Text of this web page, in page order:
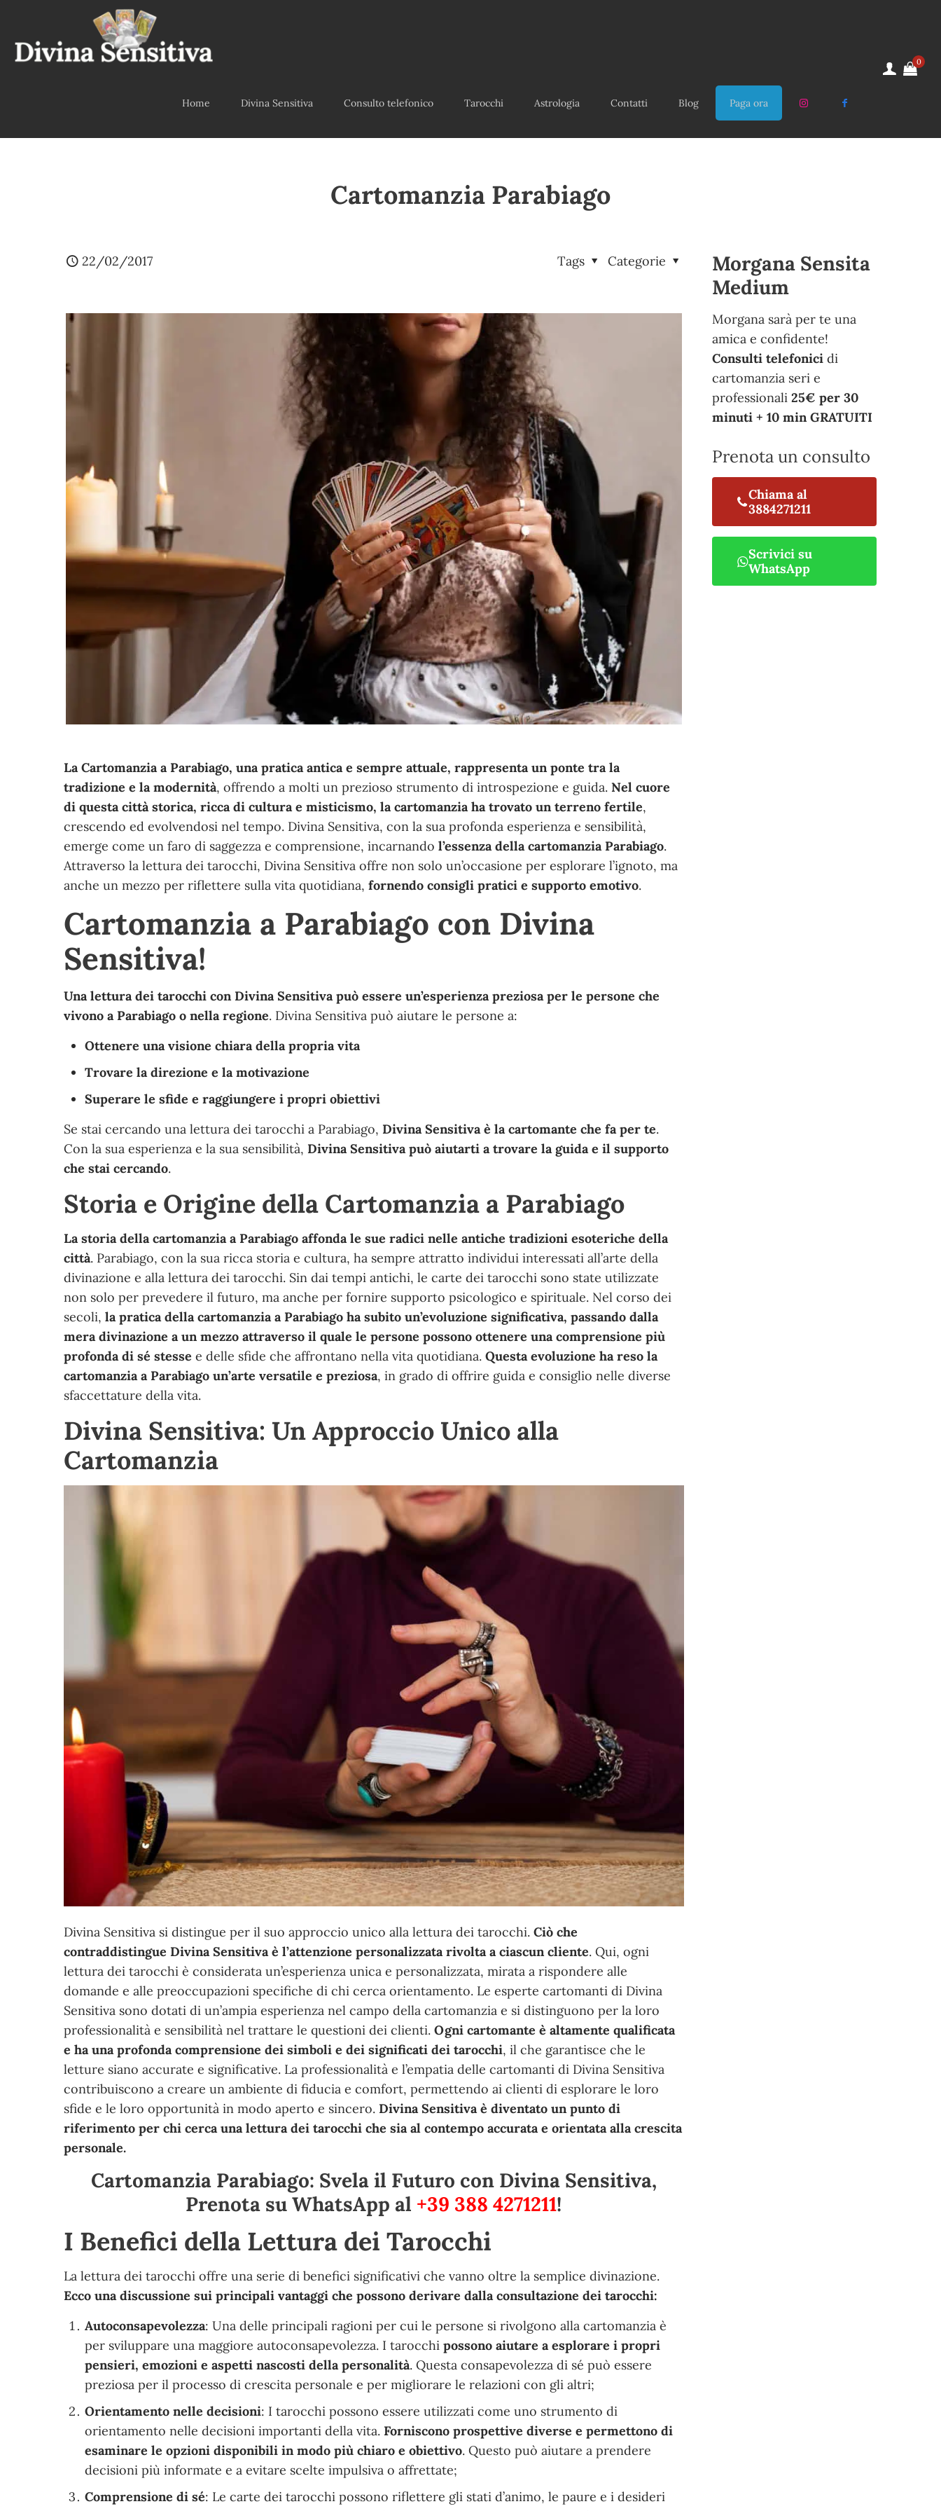
Home Divina Sensitiva Consulto telefonico Tarocchi Astrologia Contatti Blog Paga ora
0
Cartomanzia Parabiago
22/02/2017 Categorie
Tags
La Cartomanzia a Parabiago, una pratica antica e sempre attuale, rappresenta un ponte tra la
tradizione e la modernità, offrendo a molti un prezioso strumento di introspezione e guida.Nel cuore
di questa città storica, ricca di cultura e misticismo, la cartomanzia ha trovato un terreno fertile,
crescendo ed evolvendosi nel tempo. Divina Sensitiva, con la sua profonda esperienza e sensibilità,
emerge come un faro di saggezza e comprensione, incarnandol’essenza della cartomanzia Parabiago.
Attraverso la lettura dei tarocchi, Divina Sensitiva offre non solo un’occasione per esplorare l’ignoto, ma
anche un mezzo per riflettere sulla vita quotidiana,fornendo consigli pratici e supporto emotivo.
Cartomanzia a Parabiago con Divina
Sensitiva!
Una lettura dei tarocchi con Divina Sensitiva può essere un’esperienza preziosa per le persone che
vivono a Parabiago o nella regione. Divina Sensitiva può aiutare le persone a:
Ottenere una visione chiara della propria vita
Trovare la direzione e la motivazione
Superare le sfide e raggiungere i propri obiettivi
Se stai cercando una lettura dei tarocchi a Parabiago, Divina Sensitiva è la cartomante che fa per te.
Con la sua esperienza e la sua sensibilità, Divina Sensitiva può aiutarti a trovare la guida e il supporto
che stai cercando.
Storia e Origine della Cartomanzia a Parabiago
La storia della cartomanzia a Parabiago affonda le sue radici nelle antiche tradizioni esoteriche della
città. Parabiago, con la sua ricca storia e cultura, ha sempre attratto individui interessati all’arte della
divinazione e alla lettura dei tarocchi. Sin dai tempi antichi, le carte dei tarocchi sono state utilizzate
non solo per prevedere il futuro, ma anche per fornire supporto psicologico e spirituale. Nel corso dei
secoli,la pratica della cartomanzia a Parabiago ha subito un’evoluzione significativa, passando dalla
mera divinazione a un mezzo attraverso il quale le persone possono ottenere una comprensione più
profonda di sé stesse e delle sfide che affrontano nella vita quotidiana.Questa evoluzione ha reso la
cartomanzia a Parabiago un’arte versatile e preziosa, in grado di offrire guida e consiglio nelle diverse
sfaccettature della vita.
Divina Sensitiva: Un Approccio Unico alla
Cartomanzia
Divina Sensitiva si distingue per il suo approccio unico alla lettura dei tarocchi.Ciò che
contraddistingue Divina Sensitiva è l’attenzione personalizzata rivolta a ciascun cliente. Qui, ogni
lettura dei tarocchi è considerata un’esperienza unica e personalizzata, mirata a rispondere alle
domande e alle preoccupazioni specifiche di chi cerca orientamento. Le esperte cartomanti di Divina
Sensitiva sono dotati di un’ampia esperienza nel campo della cartomanzia e si distinguono per la loro
professionalità e sensibilità nel trattare le questioni dei clienti.Ogni cartomante è altamente qualificata
e ha una profonda comprensione dei simboli e dei significati dei tarocchi, il che garantisce che le
letture siano accurate e significative. La professionalità e l’empatia delle cartomanti di Divina Sensitiva
contribuiscono a creare un ambiente di fiducia e comfort, permettendo ai clienti di esplorare le loro
sfide e le loro opportunità in modo aperto e sincero. Divina Sensitiva è diventato un punto di
riferimento per chi cerca una lettura dei tarocchi che sia al contempo accurata e orientata alla crescita
personale.
Cartomanzia Parabiago: Svela il Futuro con Divina Sensitiva,
Prenota su WhatsApp al +39 388 4271211!
I Benefici della Lettura dei Tarocchi
La lettura dei tarocchi offre una serie di benefici significativi che vanno oltre la semplice divinazione.
Ecco una discussione sui principali vantaggi che possono derivare dalla consultazione dei tarocchi:
Autoconsapevolezza: Una delle principali ragioni per cui le persone si rivolgono alla cartomanzia è
per sviluppare una maggiore autoconsapevolezza. I tarocchipossono aiutare a esplorare i propri
pensieri, emozioni e aspetti nascosti della personalità. Questa consapevolezza di sé può essere
preziosa per il processo di crescita personale e per migliorare le relazioni con gli altri;
Orientamento nelle decisioni: I tarocchi possono essere utilizzati come uno strumento di
orientamento nelle decisioni importanti della vita. Forniscono prospettive diverse e permettono di
esaminare le opzioni disponibili in modo più chiaro e obiettivo. Questo può aiutare a prendere
decisioni più informate e a evitare scelte impulsiva o affrettate;
Comprensione di sé: Le carte dei tarocchi possono riflettere gli stati d’animo, le paure e i desideri
Morgana Sensita
Medium
Morgana sarà per te una
amica e confidente!
Consulti telefonici di
cartomanzia seri e
professionali 25€ per 30
minuti + 10 min GRATUITI
Prenota un consulto
Chiama al
3884271211
Scrivici su
WhatsApp